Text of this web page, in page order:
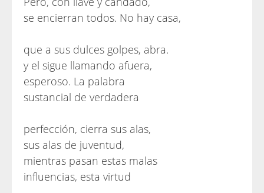
se encierran todos. No hay casa,
que a sus dulces golpes, abra.
y el sigue llamando afuera,
esperoso. La palabra
sustancial de verdadera
perfección, cierra sus alas,
sus alas de juventud,
mientras pasan estas malas
influencias, esta virtud